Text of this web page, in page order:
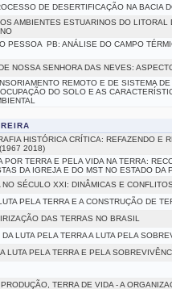
DE DESERTIFICAÇÃO NA BACIA
AMBIENTES ESTUARINOS DO LITORAL
PESSOA  PB: ANÁLISE DO CAMPO
NOSSA SENHORA DAS NEVES:
REMOTO E DE SISTEMA
DO SOLO E AS
HISTÓRICA CRÍTICA: REFAZENDO E
2018)
POR TERRA E PELA VIDA NA TERRA:
DA IGREJA E DO MST NO ESTADO DA
SÉCULO XXI: DINÂMICAS E
PELA TERRA E A CONSTRUÇÃO DE
DAS TERRAS NO BRASIL
LUTA PELA TERRA A LUTA PELA
LUTA PELA TERRA E PELA
TERRA DE VIDA - A